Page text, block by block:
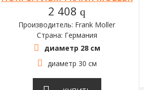
2 408q
Производитель: Frank Moller
Страна: Германия
диаметр 28 см
диаметр 30 см